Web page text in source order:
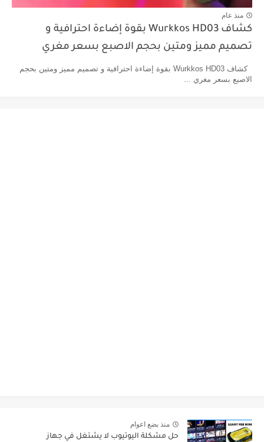
منذ عام
كشاف Wurkkos HD03 بقوة إضاءة احترافية و
تصميم مميز ومتين بحجم الاصبع بسعر مغري
كشاف Wurkkos HD03 بقوة إضاءة احترافية و تصميم مميز ومتين بحجم
الاصبع بسعر مغري ...
منذ بضع اعوام
حل مشكلة اليوتيوب لا يشتغل في جهاز